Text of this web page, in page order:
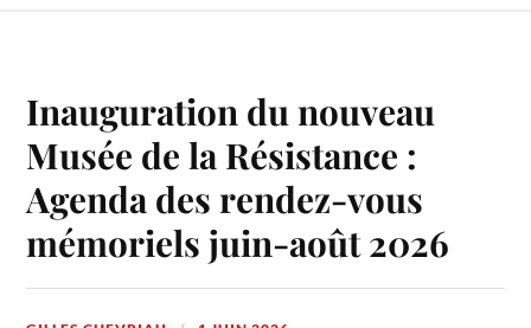
Inauguration du nouveau
Musée de la Résistance :
Agenda des rendez-vous
mémoriels juin-août 2026